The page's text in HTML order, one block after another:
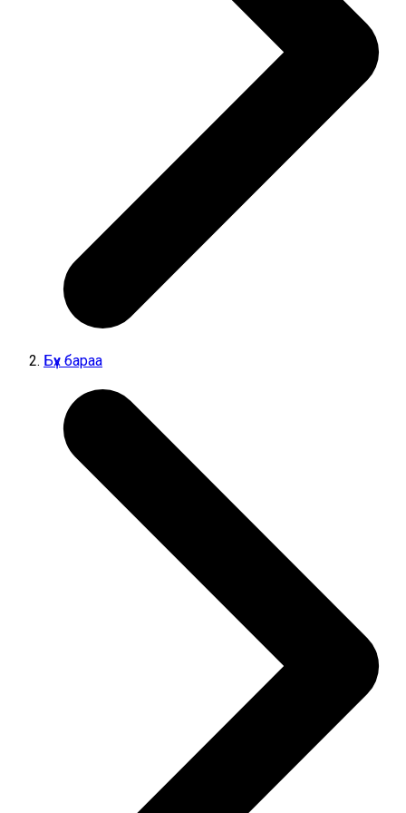
Бүх бараа